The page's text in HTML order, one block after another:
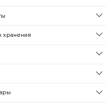
хранения